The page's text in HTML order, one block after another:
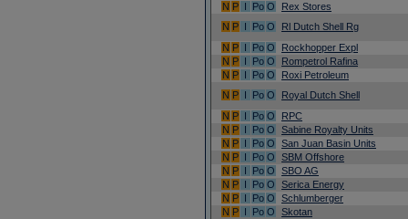
N P I Po O
Rex Stores
N P I Po O
Rl Dutch Shell Rg
N P I Po O
Rockhopper Expl
N P I Po O
Rompetrol Rafina
N P I Po O
Roxi Petroleum
N P I Po O
Royal Dutch Shell
N P I Po O
RPC
N P I Po O
Sabine Royalty Units
N P I Po O
San Juan Basin Units
N P I Po O
SBM Offshore
N P I Po O
SBO AG
N P I Po O
Serica Energy
N P I Po O
Schlumberger
N P I Po O
Skotan